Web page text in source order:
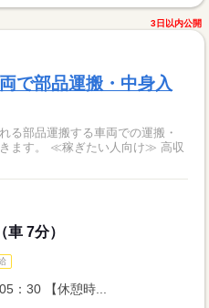
3日以内公開
で部品運搬・中身入
る部品運搬する車両での運搬・
向け≫ 高収
7分）
：30 【休憩時...